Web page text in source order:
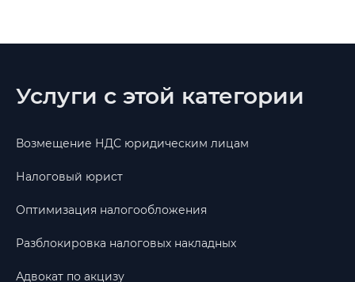
Услуги с этой категории
Возмещение НДС юридическим лицам
Налоговый юрист
Оптимизация налогообложения
Разблокировка налоговых накладных
Адвокат по акцизу